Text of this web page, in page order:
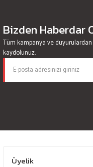
Bizden Haberdar
Tüm kampanya ve
kaydolunuz.
Üyelik